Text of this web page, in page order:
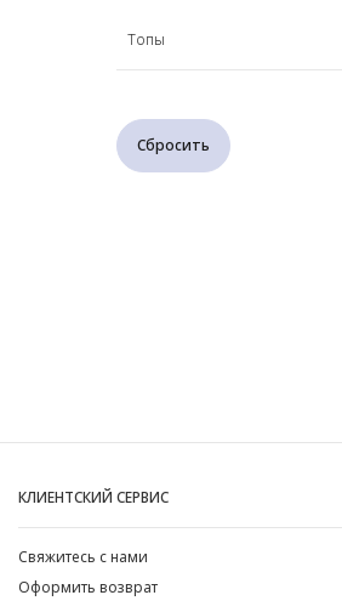
Топы
Сбросить
КЛИЕНТСКИЙ СЕРВИС
Свяжитесь с нами
Оформить возврат